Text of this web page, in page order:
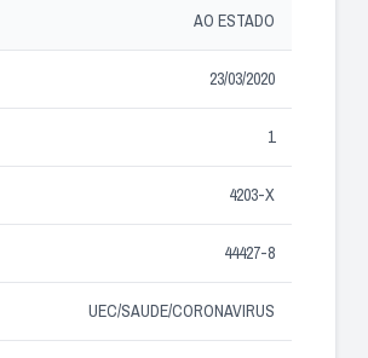
AO ESTADO
23/03/2020
1
4203-X
44427-8
UEC/SAUDE/CORONAVIRUS